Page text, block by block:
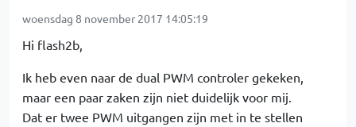
woensdag 8 november 2017 14:05:19
Hi flash2b,
Ik heb even naar de dual PWM controler gekeken,
maar een paar zaken zijn niet duidelijk voor mij.
Dat er twee PWM uitgangen zijn met in te stellen